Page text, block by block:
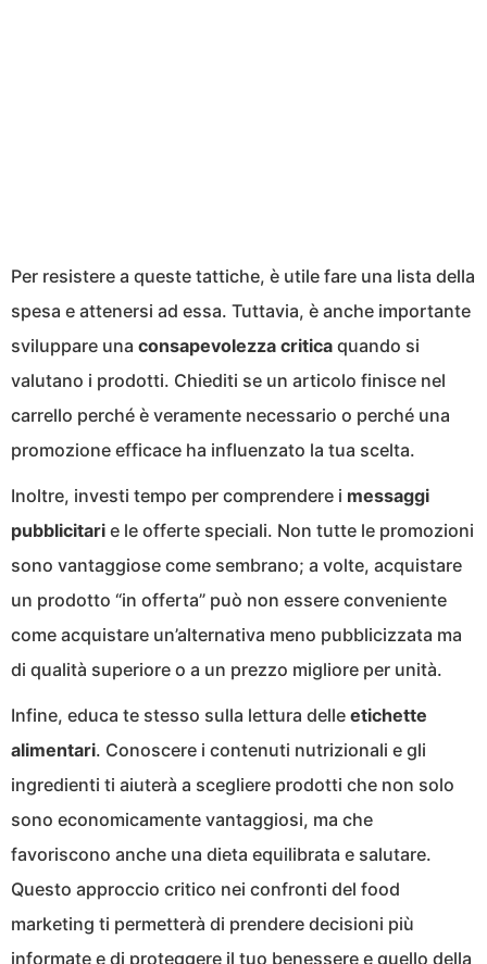
Per resistere a queste tattiche, è utile fare una lista della
spesa e attenersi ad essa. Tuttavia, è anche importante
sviluppare una consapevolezza critica quando si
valutano i prodotti. Chiediti se un articolo finisce nel
carrello perché è veramente necessario o perché una
promozione efficace ha influenzato la tua scelta.
Inoltre, investi tempo per comprendere i messaggi
pubblicitari e le offerte speciali. Non tutte le promozioni
sono vantaggiose come sembrano; a volte, acquistare
un prodotto “in offerta” può non essere conveniente
come acquistare un’alternativa meno pubblicizzata ma
di qualità superiore o a un prezzo migliore per unità.
Infine, educa te stesso sulla lettura delle etichette
alimentari. Conoscere i contenuti nutrizionali e gli
ingredienti ti aiuterà a scegliere prodotti che non solo
sono economicamente vantaggiosi, ma che
favoriscono anche una dieta equilibrata e salutare.
Questo approccio critico nei confronti del food
marketing ti permetterà di prendere decisioni più
informate e di proteggere il tuo benessere e quello della